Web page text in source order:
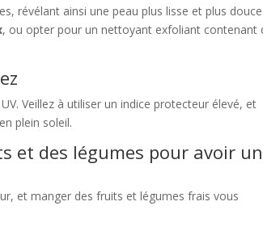
révélant ainsi une peau plus lisse et plus douce.
, ou opter pour un nettoyant exfoliant contenant
Veillez à utiliser un indice protecteur élevé, et
plein soleil.
et des légumes pour avoir
et manger des fruits et légumes frais vous